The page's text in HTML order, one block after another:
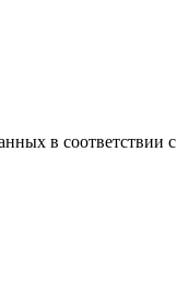
в соответствии с